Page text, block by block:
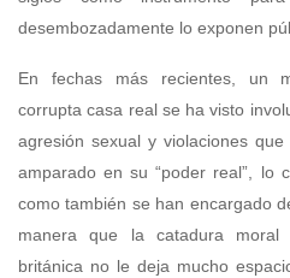
desembozadamente lo exponen
En fechas más recientes, un
corrupta casa real se ha visto
agresión sexual y violaciones
amparado en su “poder real”, lo
como también se han encargado
manera que la catadura moral
británica no le deja mucho